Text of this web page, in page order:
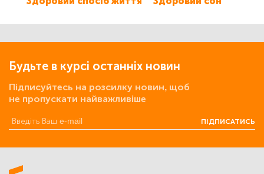
Будьте в курсі останніх новин
Підписуйтесь на розсилку новин, щоб
не пропускати найважливіше
ПІДПИСАТИСЬ